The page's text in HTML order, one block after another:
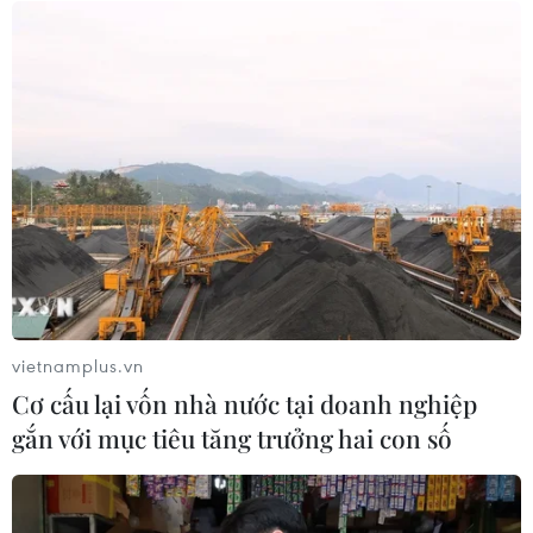
trọng trước tình hình Trung Đông
06/08/2026 09:03
Giá vàng tăng phiên thứ tư liên tiếp,
chạm mức cao nhất trong 7 tuần
06/08/2026 08:36
Xem thêm
vietnamplus.vn
Cơ cấu lại vốn nhà nước tại doanh nghiệp
gắn với mục tiêu tăng trưởng hai con số